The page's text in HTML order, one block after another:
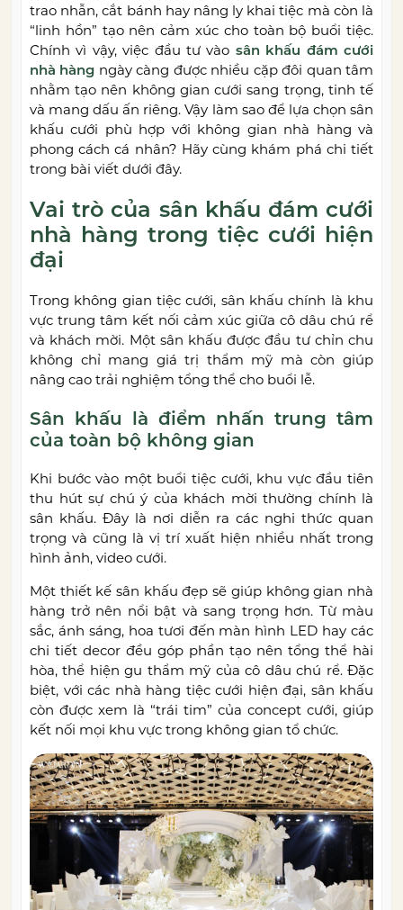
trao nhẫn, cắt bánh hay nâng ly khai tiệc mà còn là
“linh hồn” tạo nên cảm xúc cho toàn bộ buổi tiệc.
Chính vì vậy, việc đầu tư vào sân khấu đám cưới
nhà hàng ngày càng được nhiều cặp đôi quan tâm
nhằm tạo nên không gian cưới sang trọng, tinh tế
và mang dấu ấn riêng. Vậy làm sao để lựa chọn sân
khấu cưới phù hợp với không gian nhà hàng và
phong cách cá nhân? Hãy cùng khám phá chi tiết
trong bài viết dưới đây.
Vai trò của sân khấu đám cưới
nhà hàng trong tiệc cưới hiện
đại
Trong không gian tiệc cưới, sân khấu chính là khu
vực trung tâm kết nối cảm xúc giữa cô dâu chú rể
và khách mời. Một sân khấu được đầu tư chỉn chu
không chỉ mang giá trị thẩm mỹ mà còn giúp
nâng cao trải nghiệm tổng thể cho buổi lễ.
Sân khấu là điểm nhấn trung tâm
của toàn bộ không gian
Khi bước vào một buổi tiệc cưới, khu vực đầu tiên
thu hút sự chú ý của khách mời thường chính là
sân khấu. Đây là nơi diễn ra các nghi thức quan
trọng và cũng là vị trí xuất hiện nhiều nhất trong
hình ảnh, video cưới.
Một thiết kế sân khấu đẹp sẽ giúp không gian nhà
hàng trở nên nổi bật và sang trọng hơn. Từ màu
sắc, ánh sáng, hoa tươi đến màn hình LED hay các
chi tiết decor đều góp phần tạo nên tổng thể hài
hòa, thể hiện gu thẩm mỹ của cô dâu chú rể. Đặc
biệt, với các nhà hàng tiệc cưới hiện đại, sân khấu
còn được xem là “trái tim” của concept cưới, giúp
kết nối mọi khu vực trong không gian tổ chức.